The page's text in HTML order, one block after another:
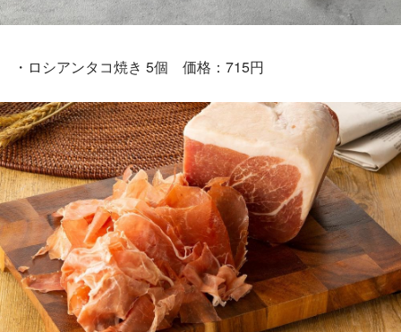
・ロシアンタコ焼き 5個 価格：715円